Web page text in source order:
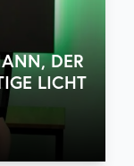
DER
LICHT